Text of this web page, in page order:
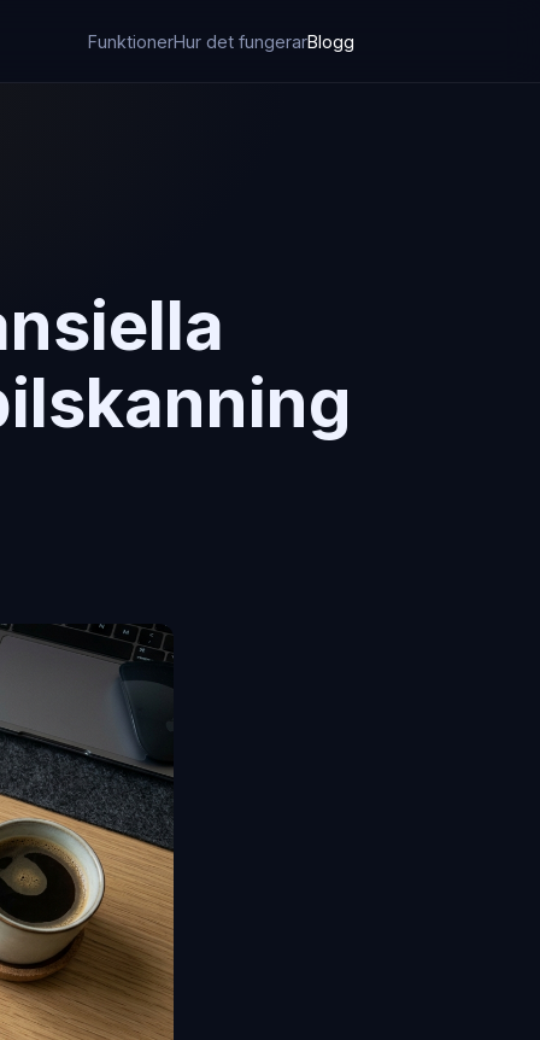
FunktionerHur det fungerarBlogg